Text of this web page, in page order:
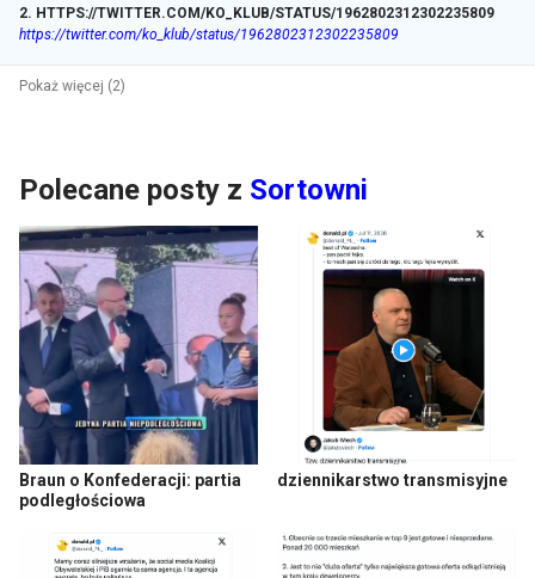
2. HTTPS://TWITTER.COM/KO_KLUB/STATUS/1962802312302235809
https://twitter.com/ko_klub/status/1962802312302235809
Pokaż więcej (2)
Polecane posty z Sortowni
Braun o Konfederacji: partia
podległościowa
dziennikarstwo transmisyjne